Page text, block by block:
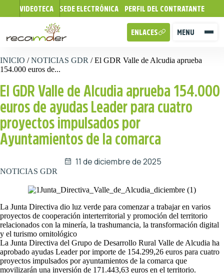
VIDEOTECA SEDE ELECTRÓNICA PERFIL DEL CONTRATANTE
MENU
ENLACES
INICIO /NOTICIAS GDR /El GDR Valle de Alcudia aprueba
154.000 euros de...
El GDR Valle de Alcudia aprueba 154.000
euros de ayudas Leader para cuatro
proyectos impulsados por
Ayuntamientos de la comarca
11 de diciembre de 2025
NOTICIAS GDR
La Junta Directiva dio luz verde para comenzar a trabajar en varios
proyectos de cooperación interterritorial y promoción del territorio
relacionados con la minería, la trashumancia, la transformación digital
y el turismo ornitológico
La Junta Directiva del Grupo de Desarrollo Rural Valle de Alcudia ha
aprobado ayudas Leader por importe de 154.299,26 euros para cuatro
proyectos impulsados por ayuntamientos de la comarca que
movilizarán una inversión de 171.443,63 euros en el territorio.